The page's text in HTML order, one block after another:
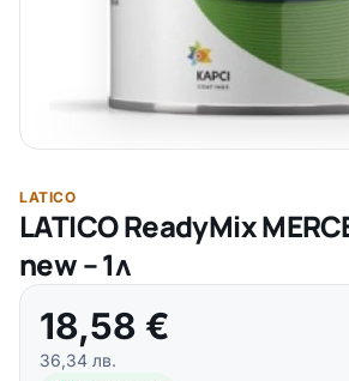
LATICO
LATICO ReadyMix
new – 1л
18,58 €
36,34 лв.